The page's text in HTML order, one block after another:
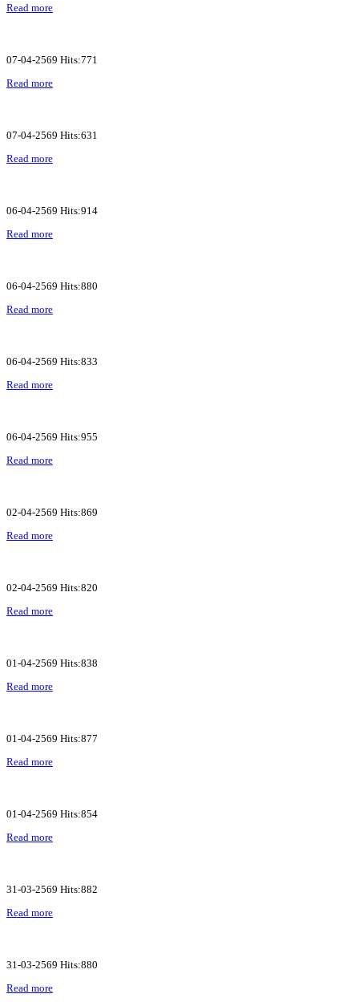
Read more
07-04-2569 Hits:771
Read more
07-04-2569 Hits:631
Read more
06-04-2569 Hits:914
Read more
06-04-2569 Hits:880
Read more
06-04-2569 Hits:833
Read more
06-04-2569 Hits:955
Read more
02-04-2569 Hits:869
Read more
02-04-2569 Hits:820
Read more
01-04-2569 Hits:838
Read more
01-04-2569 Hits:877
Read more
01-04-2569 Hits:854
Read more
31-03-2569 Hits:882
Read more
31-03-2569 Hits:880
Read more